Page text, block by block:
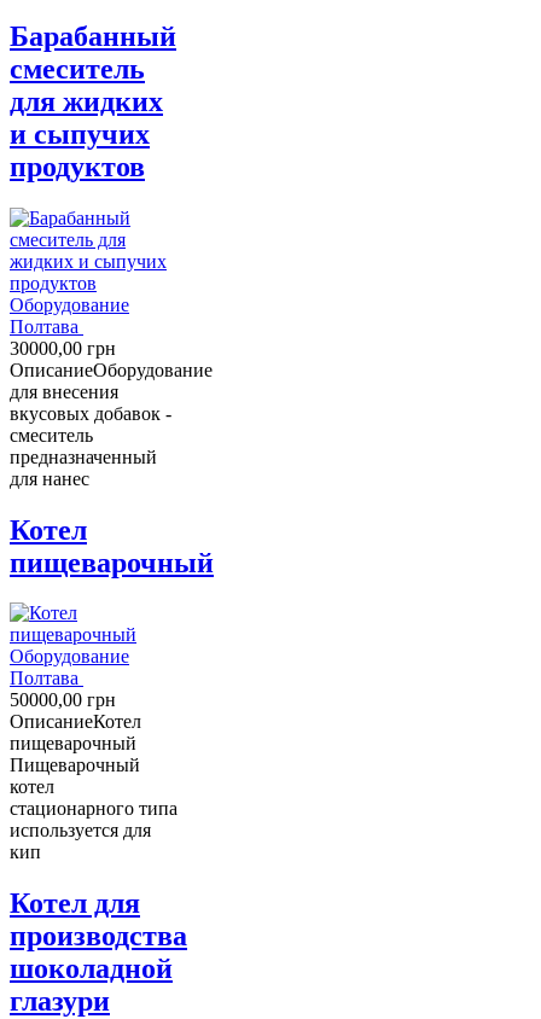
Барабанный
смеситель
для жидких
и сыпучих
продуктов
Оборудование
Полтава
30000,00 грн
ОписаниеОборудование
для внесения
вкусовых добавок -
смеситель
предназначенный
для нанес
Котел
пищеварочный
Оборудование
Полтава
50000,00 грн
ОписаниеКотел
пищеварочный
Пищеварочный
котел
стационарного типа
используется для
кип
Котел для
производства
шоколадной
глазури